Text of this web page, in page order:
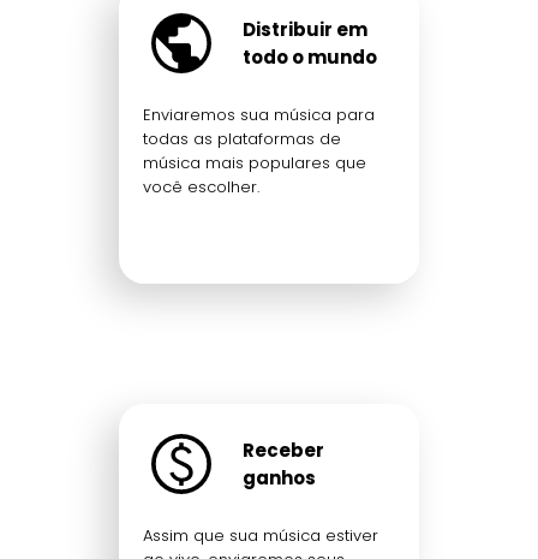
Distribuir em
todo o mundo
Enviaremos sua música para
todas as plataformas de
música mais populares que
você escolher.
Receber
ganhos
Assim que sua música estiver